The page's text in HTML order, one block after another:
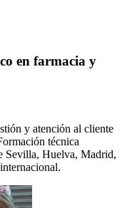
en farmacia y
y atención al cliente
técnica
Sevilla, Huelva, Madrid,